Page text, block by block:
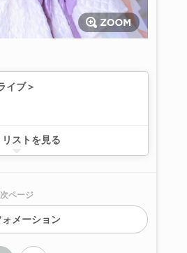
イブ＞
新メンバー参加8名体制）
新メンバー参加8名体制）
新メンバー参加8名体制）
リストを見る
次ページ
ォメーション